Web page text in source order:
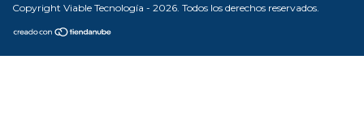
Copyright Viable Tecnología - 2026. Todos los derechos reservados.